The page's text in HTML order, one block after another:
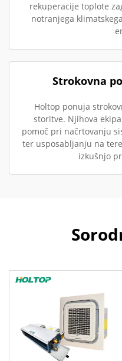
rekuperacije toplote
notranjega
Strokovna
Holtop ponuja
storitve. Njihova
pomoč pri načrtovanju
ter usposabljanju na
izkušnjo